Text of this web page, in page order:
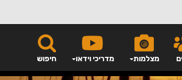
חיפוש מדריכי וידאו מצלמות